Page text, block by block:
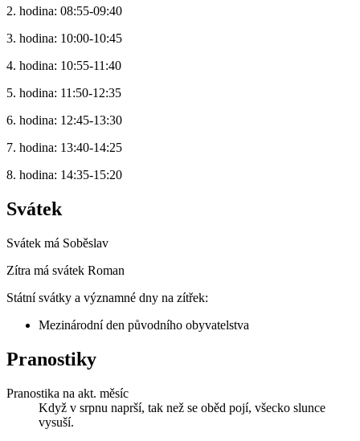
2. hodina: 08:55-09:40
3. hodina: 10:00-10:45
4. hodina: 10:55-11:40
5. hodina: 11:50-12:35
6. hodina: 12:45-13:30
7. hodina: 13:40-14:25
8. hodina: 14:35-15:20
Svátek
Svátek má Soběslav
Zítra má svátek Roman
Státní svátky a významné dny na zítřek:
Mezinárodní den původního obyvatelstva
Pranostiky
Pranostika na akt. měsíc
Když v srpnu naprší, tak než se oběd pojí, všecko slunce
vysuší.